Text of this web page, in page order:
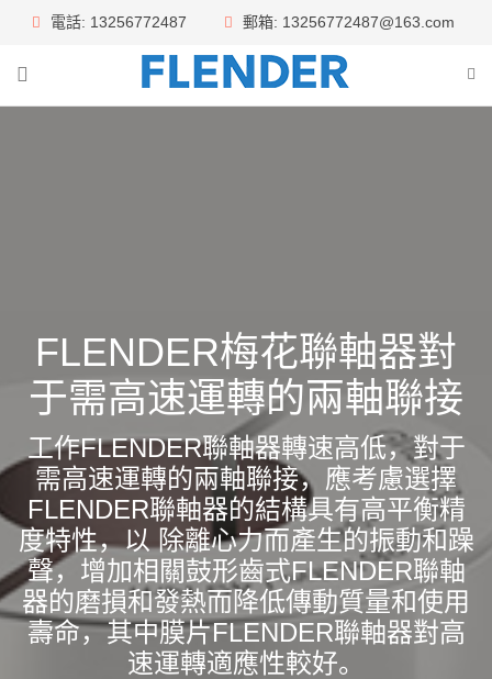
電話: 13256772487 郵箱: 13256772487@163.com
FLENDER梅花聯軸器對
于需高速運轉的兩軸聯接
工作FLENDER聯軸器轉速高低，對于
需高速運轉的兩軸聯接，應考慮選擇
FLENDER聯軸器的結構具有高平衡精
度特性，以 除離心力而產生的振動和躁
聲，增加相關鼓形齒式FLENDER聯軸
器的磨損和發熱而降低傳動質量和使用
壽命，其中膜片FLENDER聯軸器對高
速運轉適應性較好。